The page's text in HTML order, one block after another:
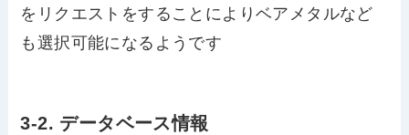
をリクエストをすることによりベアメタルなど
も選択可能になるようです
3-2. データベース情報